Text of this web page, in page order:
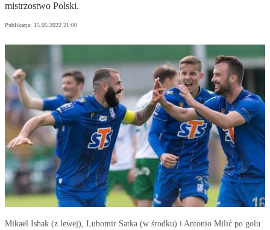
mistrzostwo Polski.
Publikacja: 15.05.2022 21:00
Mikael Ishak (z lewej), Lubomir Satka (w środku) i Antonio Milić po golu